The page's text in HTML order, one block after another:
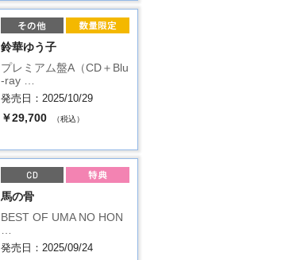
鈴華ゆう子
プレミアム盤A（CD＋Blu
-ray …
発売日：2025/10/29
￥29,700 （税込）
馬の骨
BEST OF UMA NO HON
発売日：2025/09/24